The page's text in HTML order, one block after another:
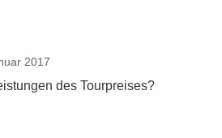
2017
des Tourpreises?